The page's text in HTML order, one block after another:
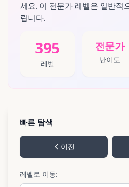
세요. 이 전문가 레벨은 일반적
립니다.
395
레벨
전문가
난이도
빠른 탐색
이전
레벨로 이동: